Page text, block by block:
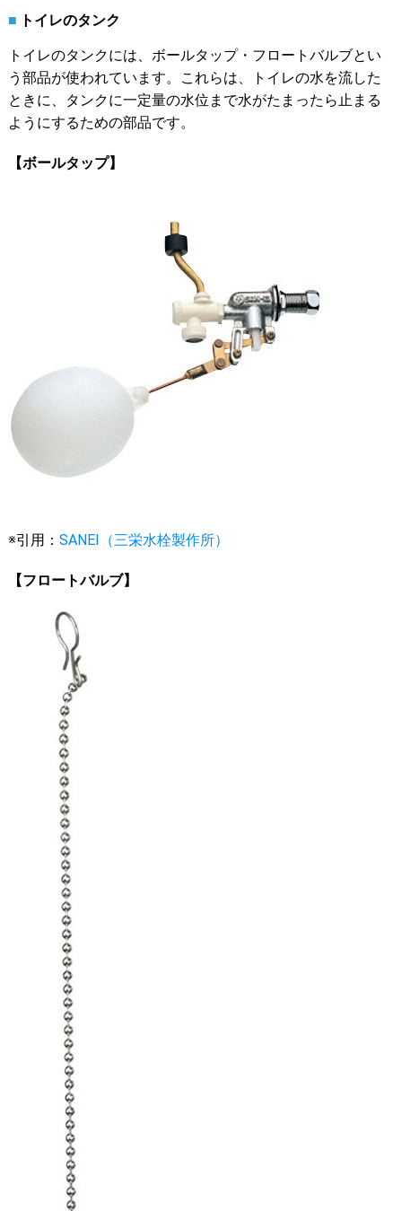
トイレのタンク
トイレのタンクには、ボールタップ・フロートバルブとい
う部品が使われています。これらは、トイレの水を流した
ときに、タンクに一定量の水位まで水がたまったら止まる
ようにするための部品です。
【ボールタップ】
※引用： SANEI（三栄水栓製作所）
【フロートバルブ】